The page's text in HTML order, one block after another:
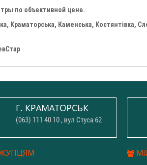
по объективной цене.
Краматорська, Каменська, Костянтівка,
Г. КРАМАТОРСЬК
(063) 111 40 10 , вул Стуса 62